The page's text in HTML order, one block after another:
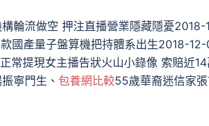
輪流做空 押注直播營業隱藏隱憂2018-
國產量子盤算機把持體系出生2018-
常提現女主播告狀火山小錄像 索賠近14
寧門生、 包養網比較55歲華裔迷信家